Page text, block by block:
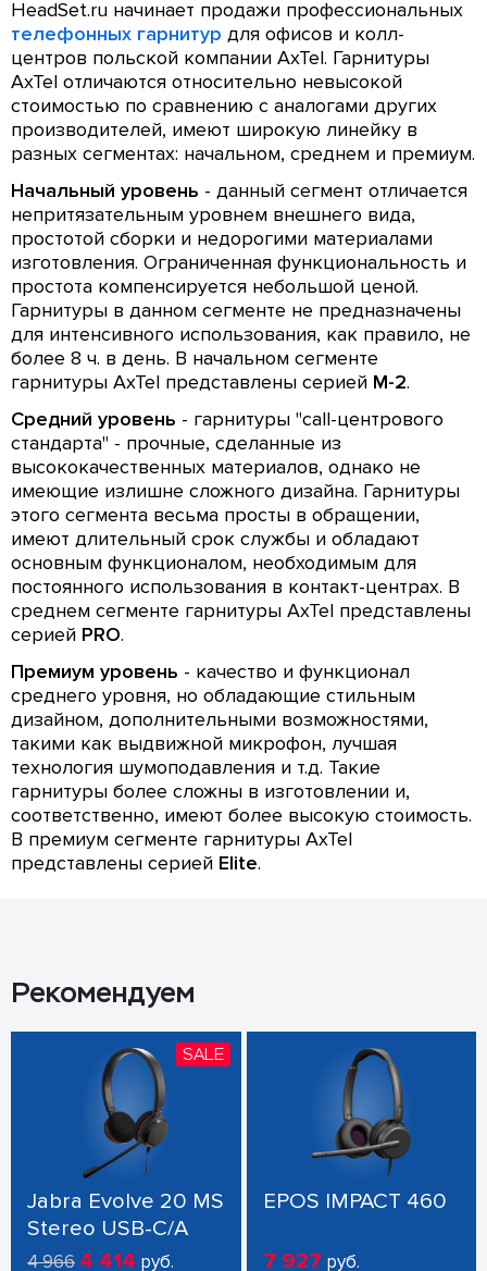
HeadSet.ru начинает продажи профессиональных
телефонных гарнитур для офисов и колл-
центров польской компании AxTel. Гарнитуры
AxTel отличаются относительно невысокой
стоимостью по сравнению с аналогами других
производителей, имеют широкую линейку в
разных сегментах: начальном, среднем и премиум.
Начальный уровень - данный сегмент отличается
непритязательным уровнем внешнего вида,
простотой сборки и недорогими материалами
изготовления. Ограниченная функциональность и
простота компенсируется небольшой ценой.
Гарнитуры в данном сегменте не предназначены
для интенсивного использования, как правило, не
более 8 ч. в день. В начальном сегменте
гарнитуры AxTel представлены серией M-2.
Средний уровень - гарнитуры "call-центрового
стандарта" - прочные, сделанные из
высококачественных материалов, однако не
имеющие излишне сложного дизайна. Гарнитуры
этого сегмента весьма просты в обращении,
имеют длительный срок службы и обладают
основным функционалом, необходимым для
постоянного использования в контакт-центрах. В
среднем сегменте гарнитуры AxTel представлены
серией PRO.
Премиум уровень - качество и функционал
среднего уровня, но обладающие стильным
дизайном, дополнительными возможностями,
такими как выдвижной микрофон, лучшая
технология шумоподавления и т.д. Такие
гарнитуры более сложны в изготовлении и,
соответственно, имеют более высокую стоимость.
В премиум сегменте гарнитуры AxTel
представлены серией Elite.
Рекомендуем
SALE
Jabra Evolve 20 MS
Stereo USB-C/A
4 966 4 414 руб.
EPOS IMPACT 460
7 927 руб.